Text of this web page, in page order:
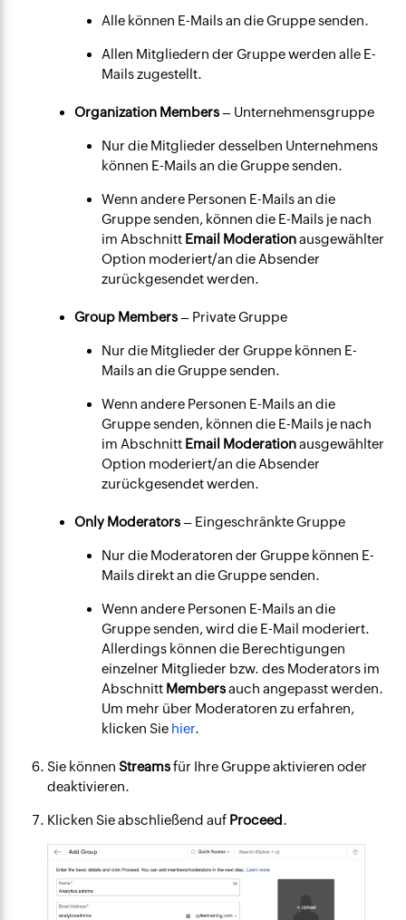
Alle können E-Mails an die Gruppe senden.
Allen Mitgliedern der Gruppe werden alle E-
Mails zugestellt.
Organization Members– Unternehmensgruppe
Nur die Mitglieder desselben Unternehmens
können E-Mails an die Gruppe senden.
Wenn andere Personen E-Mails an die
Gruppe senden, können die E-Mails je nach
im Abschnitt Email Moderationausgewählter
Option moderiert/an die Absender
zurückgesendet werden.
Group Members– Private Gruppe
Nur die Mitglieder der Gruppe können E-
Mails an die Gruppe senden.
Wenn andere Personen E-Mails an die
Gruppe senden, können die E-Mails je nach
im Abschnitt Email Moderationausgewählter
Option moderiert/an die Absender
zurückgesendet werden.
Only Moderators– Eingeschränkte Gruppe
Nur die Moderatoren der Gruppe können E-
Mails direkt an die Gruppe senden.
Wenn andere Personen E-Mails an die
Gruppe senden, wird die E-Mail moderiert.
Allerdings können die Berechtigungen
einzelner Mitglieder bzw. des Moderators im
Abschnitt Membersauch angepasst werden.
Um mehr über Moderatoren zu erfahren,
klicken Sie hier.
Sie könnenStreamsfür Ihre Gruppe aktivieren oder
deaktivieren.
Klicken Sie abschließend auf Proceed.